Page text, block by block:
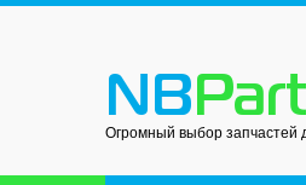
NB
Огромный выбор запчастей